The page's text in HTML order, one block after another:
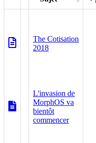
The Cotisation
2018
L'invasion de
MorphOS va
bientôt
commencer